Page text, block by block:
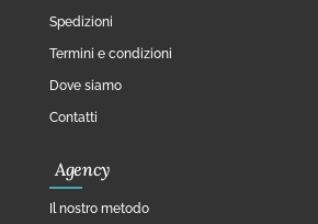
Spedizioni
Termini e condizioni
Dove siamo
Contatti
Agency
Il nostro metodo